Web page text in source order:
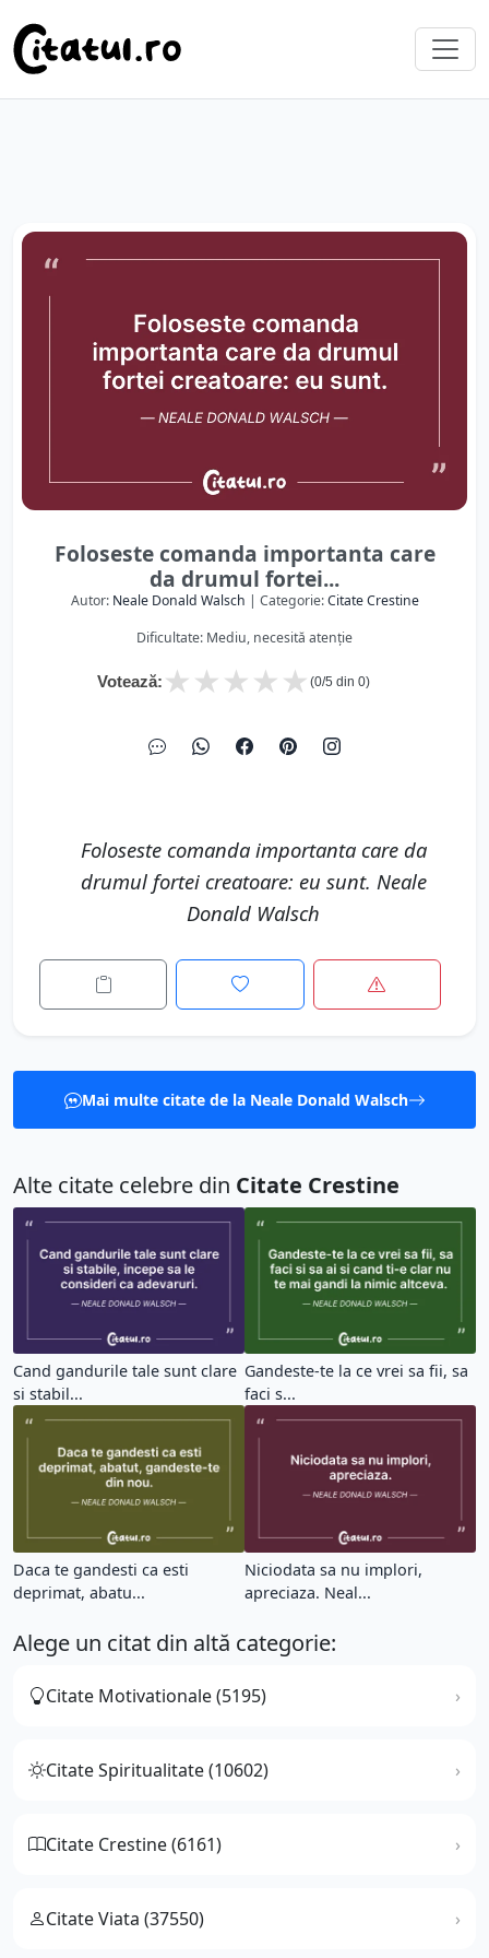
Foloseste comanda importanta care
da drumul fortei...
Autor: Neale Donald Walsch | Categorie:Citate Crestine
Dificultate: Mediu, necesită atenție
Votează: ★
★
★
★
★ (0/5 din 0)
Foloseste comanda importanta care da
drumul fortei creatoare: eu sunt. Neale
Donald Walsch
Mai multe citate de la Neale Donald Walsch
Alte citate celebre din Citate Crestine
Cand gandurile tale sunt clare
si stabil...
Gandeste-te la ce vrei sa fii, sa
faci s...
Daca te gandesti ca esti
deprimat, abatu...
Niciodata sa nu implori,
apreciaza. Neal...
Alege un citat din altă categorie:
Citate Motivationale (5195)
Citate Spiritualitate (10602)
Citate Crestine (6161)
Citate Viata (37550)